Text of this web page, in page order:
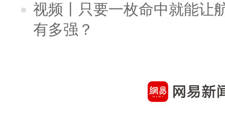
视频丨只要一枚命中就能让
有多强？